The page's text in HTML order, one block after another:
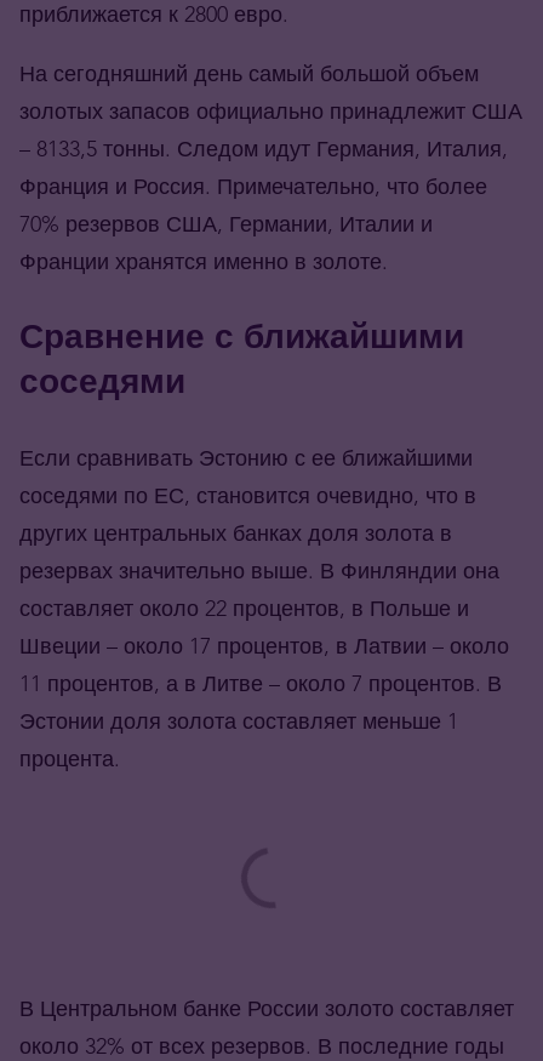
приближается к 2800 евро.
На сегодняшний день самый большой объем
золотых запасов официально принадлежит США
– 8133,5 тонны. Следом идут Германия, Италия,
Франция и Россия. Примечательно, что более
70% резервов США, Германии, Италии и
Франции хранятся именно в золоте.
Сравнение с ближайшими
соседями
Если сравнивать Эстонию с ее ближайшими
соседями по ЕС, становится очевидно, что в
других центральных банках доля золота в
резервах значительно выше. В Финляндии она
составляет около 22 процентов, в Польше и
Швеции – около 17 процентов, в Латвии – около
11 процентов, а в Литве – около 7 процентов. В
Эстонии доля золота составляет меньше 1
процента.
В Центральном банке России золото составляет
около 32% от всех резервов. В последние годы